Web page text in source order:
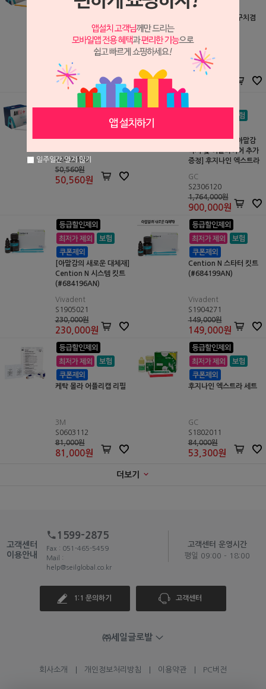
S2405142
AHfil+ 캡슐 (전구치겸
AHL
S2405141
81,000원
S2405140
50,560원
50,560원
[10pkg 구매 시 아말감
믹서 및 어플라이어 추가
증정] 후지나인 엑스트라
GC
S2306120
1,764,000원
900,000원
[아말감의 새로운 대체재]
Cention N 시스템 킷트
(#684196AN)
Vivadent
S1905021
230,000원
230,000원
Cention N 스타터 킷트
(#684199AN)
Vivadent
S1904271
149,000원
149,000원
케탁 몰라 어플리캡 리필
3M
S0603112
81,000원
81,000원
후지나인 엑스트라 세트
GC
S1802011
84,000원
53,300원
더보기
고객센터
이용안내
1599-2875
Fax : 051-465-5459
Mail :
help@seilglobal.co.kr
고객센터 운영시간
평일 09:00 - 18:00
1:1 문의하기 고객센터
㈜세일글로발
회사소개 개인정보처리방침 이용약관 PC버전
일주일간 열지 않기